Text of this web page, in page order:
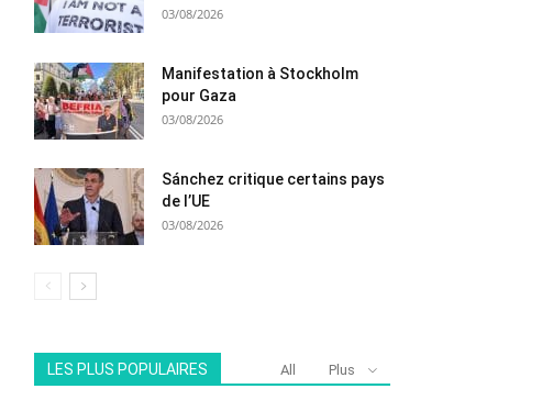
03/08/2026
Manifestation à Stockholm
pour Gaza
03/08/2026
Sánchez critique certains pays
de l’UE
03/08/2026
LES PLUS POPULAIRES All Plus